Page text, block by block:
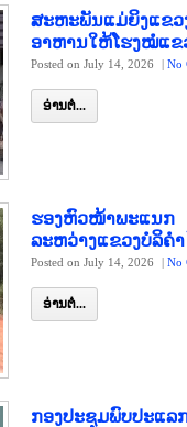
ສະຫະພັນແມ່ຍິງແ
ອາຫານໃຫ້ໂຮງໝໍແຂ
Posted on July 14, 2026 | No
ອ່ານຕໍ່...
ຮອງຫົວໜ້າພະແນກ
ລະຫວ່າງແຂວງບໍລິຄ
Posted on July 14, 2026 | No
ອ່ານຕໍ່...
ກອງປະຊຸມພົບປະແລ